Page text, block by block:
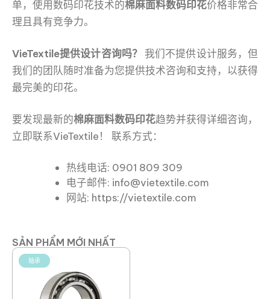
单，使用数码印花技术的棉麻面料数码印花价格非常合
理且具有竞争力。
VieTextile提供设计咨询吗？ 我们不提供设计服务，但
我们的团队随时准备为您提供技术咨询和支持，以获得
最完美的印花。
要发现最新的棉麻面料数码印花趋势并获得详细咨询，
立即联系VieTextile！ 联系方式：
热线电话: 0901 809 309
电子邮件: info@vietextile.com
网站: https://vietextile.com
SẢN PHẨM MỚI NHẤT
轴承